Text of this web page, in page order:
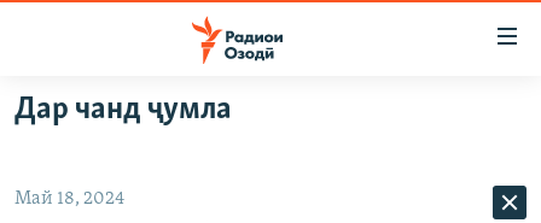
Ҷаҳиш
ба
аслӣ
ГӮШАҲО
Дар чанд ҷумла
Май 18, 2024